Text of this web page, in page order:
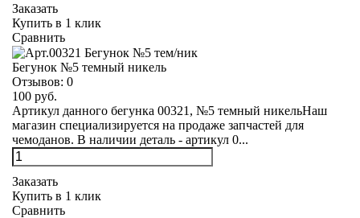
Заказать
Купить в 1 клик
Сравнить
Бегунок №5 темный никель
Отзывов: 0
100 руб.
Артикул данного бегунка 00321, №5 темный никельНаш
магазин специализируется на продаже запчастей для
чемоданов. В наличии деталь - артикул 0...
Заказать
Купить в 1 клик
Сравнить